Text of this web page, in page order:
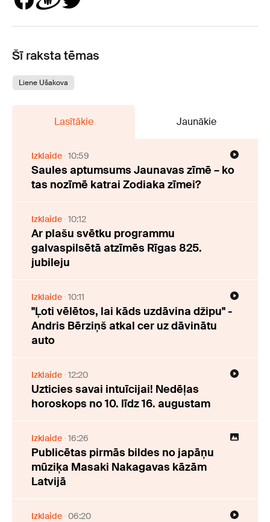
Šī raksta tēmas
Liene Ušakova
Lasītākie Jaunākie
Izklaide 10:59
Saules aptumsums Jaunavas zīmē – ko
tas nozīmē katrai Zodiaka zīmei?
Izklaide 10:12
Ar plašu svētku programmu
galvaspilsētā atzīmēs Rīgas 825.
jubileju
Izklaide 10:11
"Ļoti vēlētos, lai kāds uzdāvina džipu" -
Andris Bērziņš atkal cer uz dāvinātu
auto
Izklaide 12:20
Uzticies savai intuīcijai! Nedēļas
horoskops no 10. līdz 16. augustam
Izklaide 16:26
Publicētas pirmās bildes no japāņu
mūziķa Masaki Nakagavas kāzām
Latvijā
Izklaide 06:20